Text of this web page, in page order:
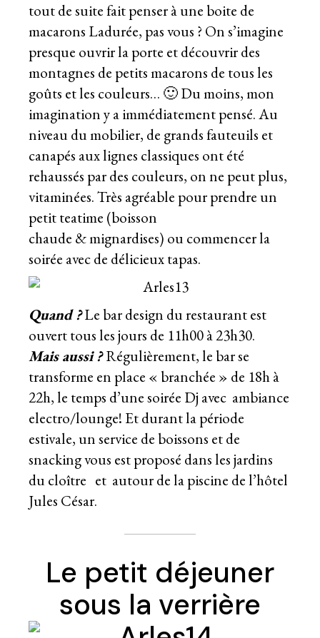
tout de suite fait penser à une boite de
macarons Ladurée, pas vous ? On s’imagine
presque ouvrir la porte et découvrir des
montagnes de petits macarons de tous les
goûts et les couleurs… 🙂 Du moins, mon
imagination y a immédiatement pensé. Au
niveau du mobilier, de grands fauteuils et
canapés aux lignes classiques ont été
rehaussés par des couleurs, on ne peut plus,
vitaminées. Très agréable pour prendre un
petit teatime (boisson
chaude & mignardises) ou commencer la
soirée avec de délicieux tapas.
Quand ?Le bar design du restaurant est
ouvert tous les jours de 11h00 à 23h30.
Mais aussi ?Régulièrement, le bar se
transforme en place « branchée » de 18h à
22h, le temps d’une soirée Dj avec ambiance
electro/lounge! Et durant la période
estivale, un service de boissons et de
snacking vous est proposé dans les jardins
du cloître et autour de la piscine de l’hôtel
Jules César.
Le petit déjeuner
sous la verrière